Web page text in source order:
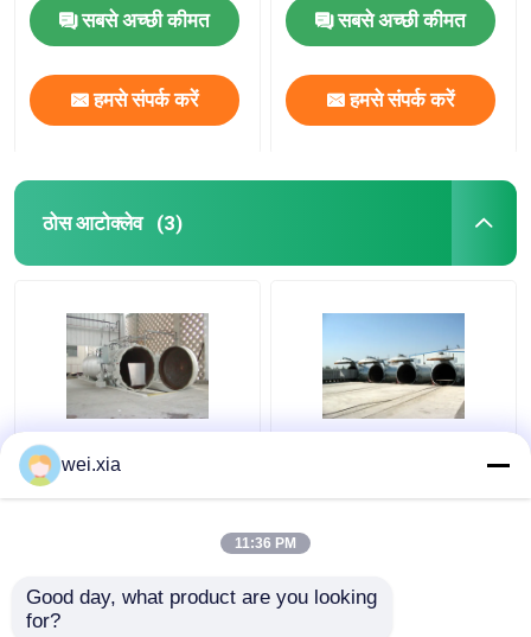
सबसे अच्छी कीमत
हमसे संपर्क करें
सबसे अच्छी कीमत
हमसे संपर्क करें
ठोस आटोक्लेव (3)
कपड़ा रासायनिक कंक्रीट
आटोक्लेव
wei.xia
11:36 PM
Good day, what product are you looking
for?